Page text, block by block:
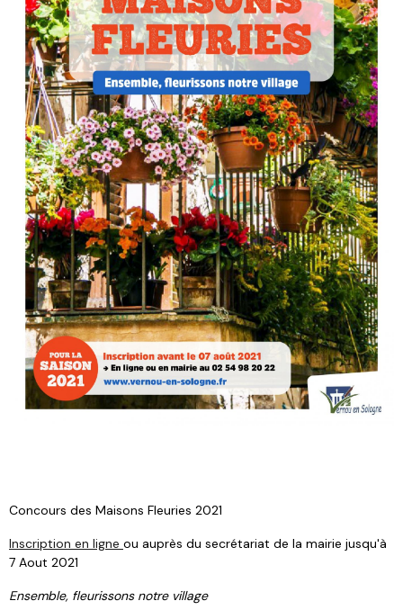
Concours des Maisons Fleuries 2021
Inscription en ligne ou auprès du secrétariat de la mairie jusqu'à
7 Aout 2021
Ensemble, fleurissons notre village